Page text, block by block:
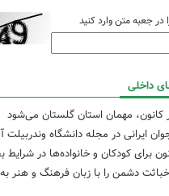
در جعبه متن وارد کنید
داخلی
کانون، مهمان استان گلستان می‌شود
ایرانی در مجله دانشگاه وندربیلت
برای کودکان و خانواده‌ها در شرایط
خباثت دشمن را با زبان فرهنگ و هنر